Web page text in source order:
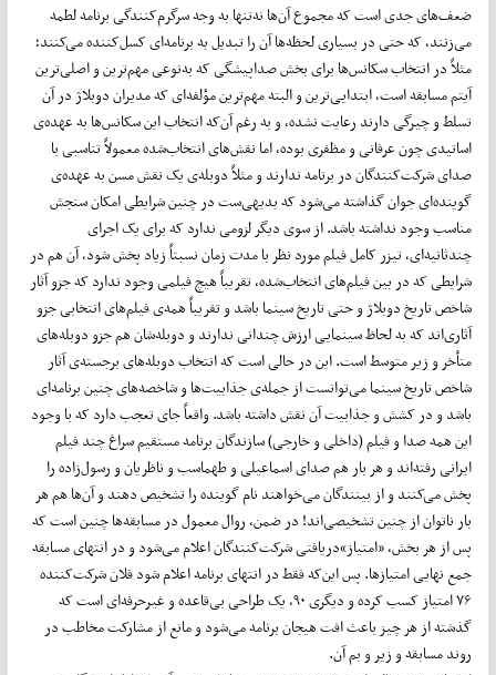
ضعف‌های جدی است که مجموع آن‌ها نه‌تنها به وجه سرگرم‌کنندگی برنامه لطمه
می‌زنند، که حتی در بسیاری لحظه‌ها آن را تبدیل به برنامه‌ای کسل‌کننده می‌کنند؛
مثلاً در انتخاب سکانس‌ها برای بخش صداپیشگی که به‌نوعی مهم‌ترین و اصلی‌ترین
آیتم مسابقه است، ابتدایی‌ترین و البته مهم‌ترین مؤلفه‌ای که مدیران دوبلاژ در آن
تسلط و چیرگی دارند رعایت نشده، و به رغم آن‌که انتخاب این سکانس‌ها به عهده‌ی
اساتیدی چون عرفانی و مظفری بوده، اما نقش‌های انتخاب‌شده معمولاً تناسبی با
صدای شرکت‌کنندگان در برنامه ندارند و مثلاً دوبله‌ی یک نقش مسن به عهده‌ی
گوینده‌ای جوان گذاشته می‌شود که بدیهی‌ست در چنین شرایطی امکان سنجش
مناسب وجود نداشته باشد. از سوی دیگر لزومی ندارد که برای یک اجرای
چندثانیه‌ای، تیزر کامل فیلم مورد نظر با مدت زمان نسبتاً زیاد پخش شود، آن هم در
شرایطی که در بین فیلم‌های انتخاب‌شده، تقریباً هیچ فیلمی وجود ندارد که جزو آثار
شاخص تاریخ دوبلاژ و حتی تاریخ سینما باشد و تقریباً همه‌ی فیلم‌های انتخابی جزو
آثاری‌اند که به لحاظ سینمایی ارزش چندانی ندارند و دوبله‌شان هم جزو دوبله‌های
متأخر و زیر متوسط است. این در حالی است که انتخاب دوبله‌های برجسته‌ی آثار
شاخص تاریخ سینما می‌توانست از جمله‌ی جذابیت‌ها و شاخصه‌های چنین برنامه‌ای
باشد و در کشش و جذابیت آن نقش داشته باشد. واقعاً جای تعجب دارد که با وجود
این همه صدا و فیلم (داخلی و خارجی) سازندگان برنامه مستقیم سراغ چند فیلم
ایرانی رفته‌اند و هر بار هم صدای اسماعیلی و طهماسب و ناظریان و رسول‌زاده را
پخش می‌کنند و از بینندگان می‌خواهند نام گوینده را تشخیص دهند و آن‌ها هم هر
بار ناتوان از چنین تشخیصی‌اند! در ضمن، روال معمول در مسابقه‌ها چنین است که
پس از هر بخش، «امتیاز»دریافتی شرکت‌کنندگان اعلام می‌شود و در انتهای مسابقه
جمع نهایی امتیازها. پس این‌که فقط در انتهای برنامه اعلام شود فلان شرکت‌کننده
۷۶ امتیاز کسب کرده و دیگری ۹۰، یک طراحی بی‌قاعده و غیر‌حرفه‌ای است که
گذشته از هر چیز باعث افت هیجان برنامه می‌شود و مانع از مشارکت مخاطب در
روند مسابقه و زیر و بم آن.